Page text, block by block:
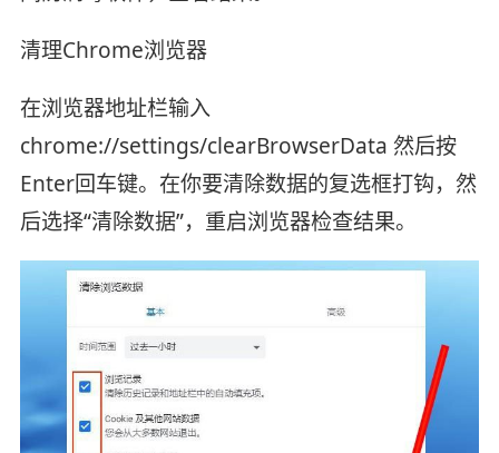
清理Chrome浏览器
在浏览器地址栏输入
chrome://settings/clearBrowserData 然后按
Enter回车键。在你要清除数据的复选框打钩，然
后选择“清除数据”，重启浏览器检查结果。